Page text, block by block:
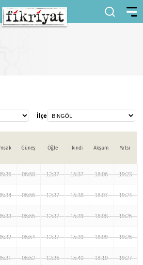
İlçe
Güneş Öğle İkindi Akşam Yatsı
06:58 12:37 15:37 18:06 19:23
06:56 12:37 15:38 18:07 19:24
06:55 12:37 15:39 18:08 19:25
06:54 12:37 15:39 18:09 19:26
06:52 12:36 15:40 18:10 19:27